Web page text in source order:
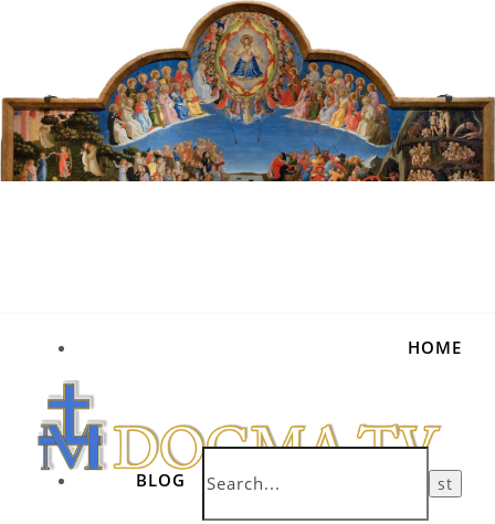
HOME
BLOG